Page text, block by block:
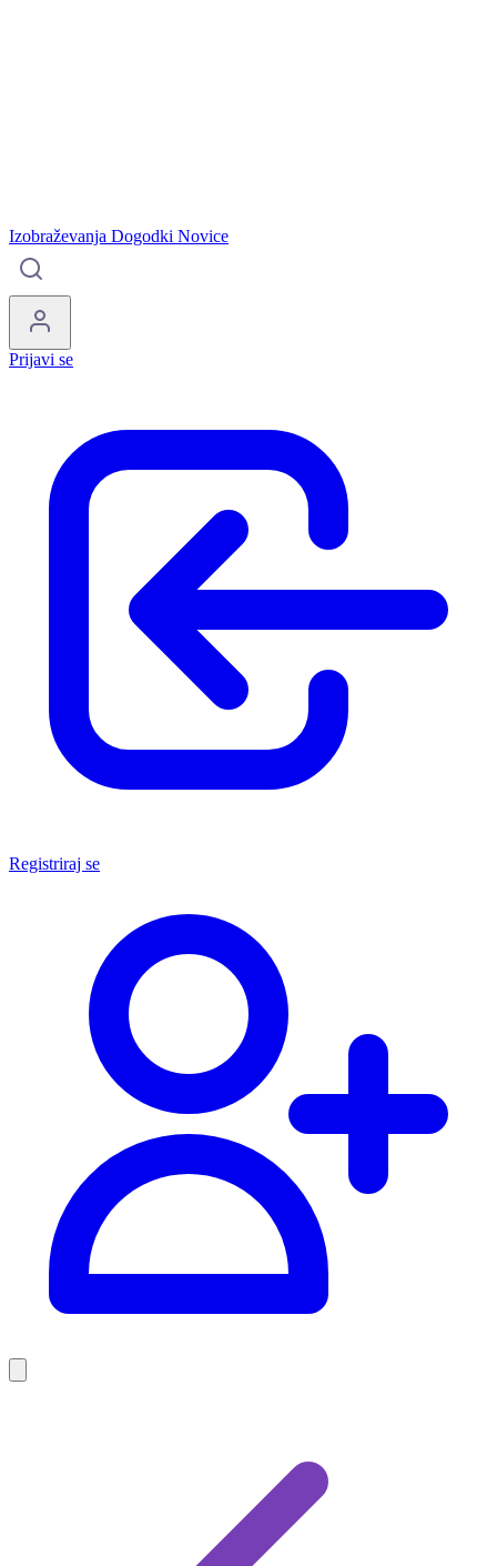
Izobraževanja Dogodki Novice
Prijavi se
Registriraj se